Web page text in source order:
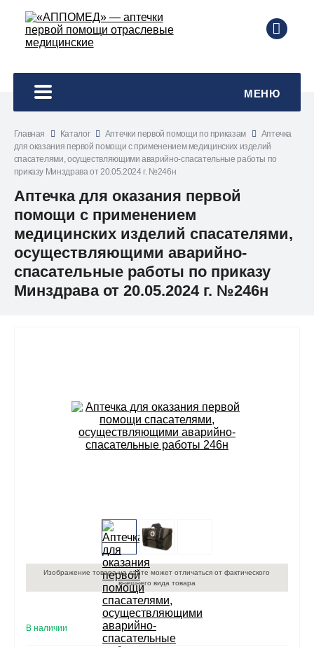
8
МЕНЮ
Главная Каталог Аптечки первой помощи по приказам
Аптечка
для оказания первой помощи с применением медицинских изделий
спасателями, осуществляющими аварийно-спасательные работы по
приказу Минздрава от 20.05.2024 г. №246н
Аптечка для оказания первой
помощи с применением
медицинских изделий спасателями,
осуществляющими аварийно-
спасательные работы по приказу
Минздрава от 20.05.2024 г. №246н
Изображение товара на сайте может отличаться от фактического
внешнего вида товара
В наличии